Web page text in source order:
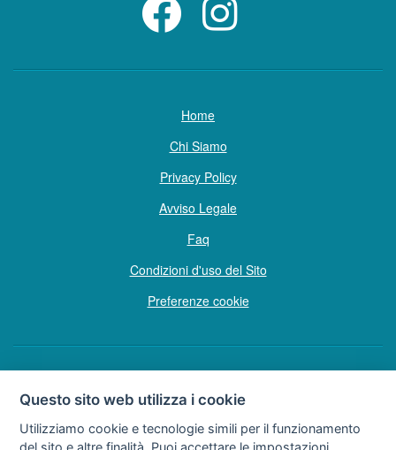
Home
Chi Siamo
Privacy Policy
Avviso Legale
Faq
Condizioni d'uso del Sito
Preferenze cookie
Copyright © Tutti i diritti sono riservati
Soggetto sottoposto a direzione e coordinamento della F.lli Dionisi S.r.L.
Questo sito web utilizza i cookie
Utilizziamo cookie e tecnologie simili per il funzionamento
del sito e altre finalità. Puoi accettare le impostazioni